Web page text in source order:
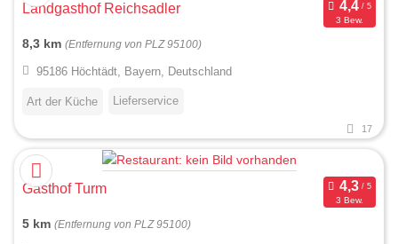
Landgasthof Reichsadler
3 Bew.
8,3 km (Entfernung von PLZ 95100)
95186 Höchtädt, Bayern, Deutschland
Art der Küche Lieferservice
17
Gasthof Turm
3 Bew.
5 km (Entfernung von PLZ 95100)